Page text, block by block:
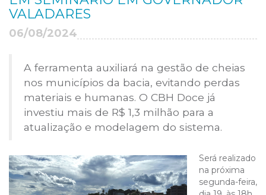
VALADARES
06/08/2024
A ferramenta auxiliará na gestão de cheias
nos municípios da bacia, evitando perdas
materiais e humanas. O CBH Doce já
investiu mais de R$ 1,3 milhão para a
atualização e modelagem do sistema.
Será realizado
na próxima
segunda-feira,